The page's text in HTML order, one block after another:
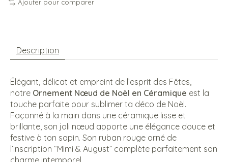
Ajouter pour comparer
Description
Élégant, délicat et empreint de l’esprit des Fêtes,
notre Ornement Nœud de Noël en Céramique est la
touche parfaite pour sublimer ta déco de Noël.
Façonné à la main dans une céramique lisse et
brillante, son joli nœud apporte une élégance douce et
festive à ton sapin. Son ruban rouge orné de
l’inscription “Mimi & August” complète parfaitement son
charme intemporel.